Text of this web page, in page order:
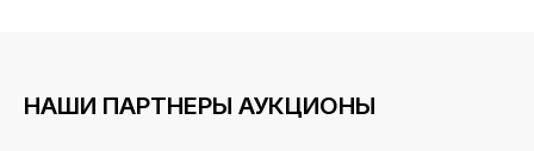
НАШИ ПАРТНЕРЫ АУКЦИОНЫ